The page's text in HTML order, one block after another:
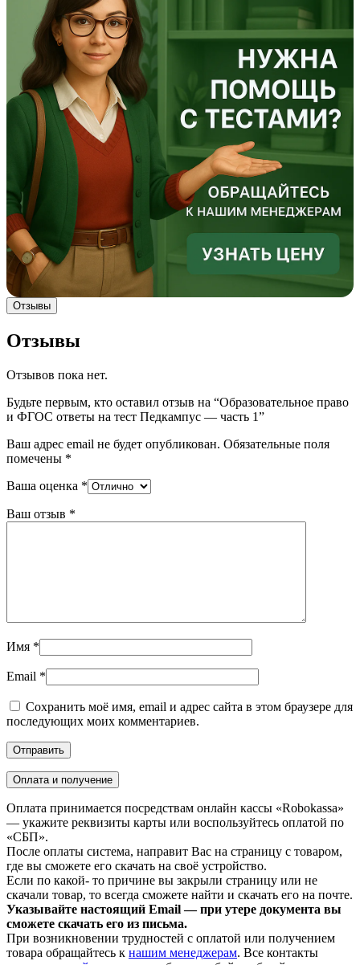
Отзывы
Отзывы
Отзывов пока нет.
Будьте первым, кто оставил отзыв на “Образовательное право
и ФГОС ответы на тест Педкампус — часть 1”
Ваш адрес email не будет опубликован. Обязательные поля
помечены *
Ваша оценка *
Ваш отзыв *
Имя *
Email *
Сохранить моё имя, email и адрес сайта в этом браузере для
последующих моих комментариев.
Оплата и получение
Оплата принимается посредствам онлайн кассы «Robokassa»
— укажите реквизиты карты или воспользуйтесь оплатой по
«СБП».
После оплаты система, направит Вас на страницу с товаром,
где вы сможете его скачать на своё устройство.
Если по какой- то причине вы закрыли страницу или не
скачали товар, то всегда сможете найти и скачать его на почте.
Указывайте настоящий Email — при утере документа вы
сможете скачать его из письма.
При возникновении трудностей с оплатой или получением
товара обращайтесь к нашим менеджерам. Все контакты